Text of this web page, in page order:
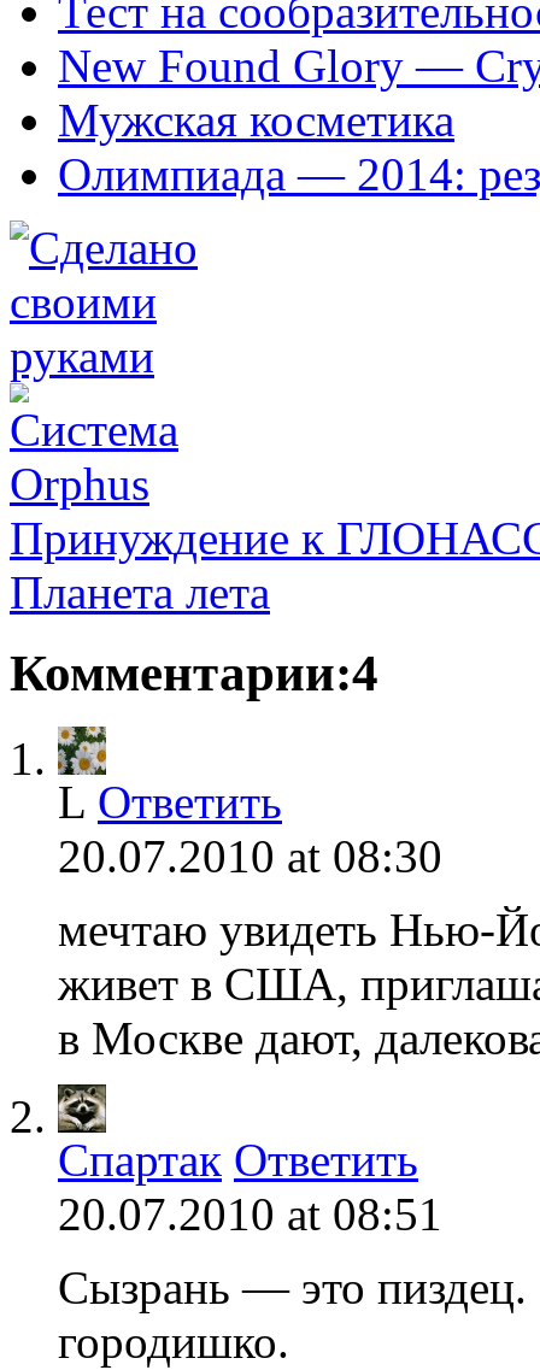
Тест на
New Found Glory —
Мужская косметика
Олимпиада — 2014:
Принуждение к
Планета лета
Комментарии:4
L Ответить
20.07.2010 at 08:30
мечтаю увидеть Нью-
живет в США,
в Москве дают,
Спартак Ответить
20.07.2010 at 08:51
Сызрань — это
городишко.